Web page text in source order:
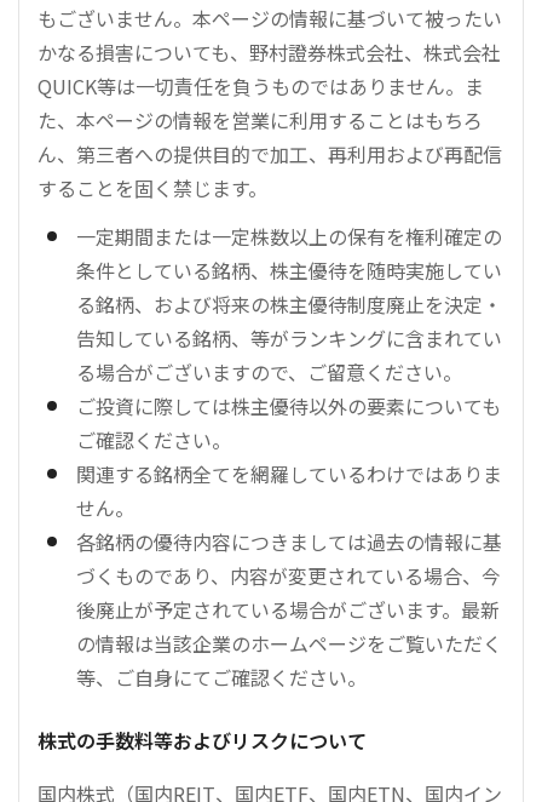
もございません。本ページの情報に基づいて被ったい
かなる損害についても、野村證券株式会社、株式会社
QUICK等は一切責任を負うものではありません。ま
た、本ページの情報を営業に利用することはもちろ
ん、第三者への提供目的で加工、再利用および再配信
することを固く禁じます。
一定期間または一定株数以上の保有を権利確定の
条件としている銘柄、株主優待を随時実施してい
る銘柄、および将来の株主優待制度廃止を決定・
告知している銘柄、等がランキングに含まれてい
る場合がございますので、ご留意ください。
ご投資に際しては株主優待以外の要素についても
ご確認ください。
関連する銘柄全てを網羅しているわけではありま
せん。
各銘柄の優待内容につきましては過去の情報に基
づくものであり、内容が変更されている場合、今
後廃止が予定されている場合がございます。最新
の情報は当該企業のホームページをご覧いただく
等、ご自身にてご確認ください。
株式の手数料等およびリスクについて
国内株式（国内REIT、国内ETF、国内ETN、国内イン